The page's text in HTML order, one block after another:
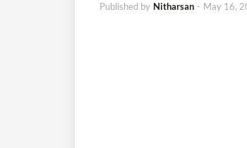
Published by Nitharsan - May 16,